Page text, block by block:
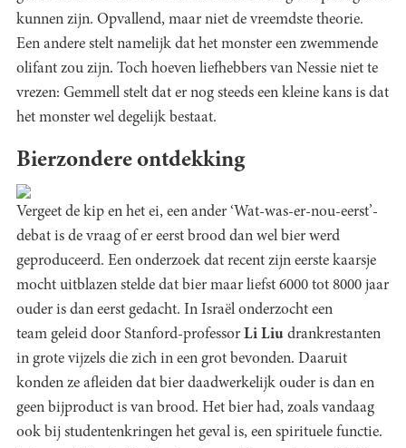
kunnen zijn. Opvallend, maar niet de vreemdste theorie.
Een andere stelt namelijk dat het monster een zwemmende
olifant zou zijn. Toch hoeven liefhebbers van Nessie niet te
vrezen: Gemmell stelt dat er nog steeds een kleine kans is dat
het monster wel degelijk bestaat.
Bierzondere ontdekking
Vergeet de kip en het ei, een ander ‘Wat-was-er-nou-eerst’-
debat is de vraag of er eerst brood dan wel bier werd
geproduceerd. Een onderzoek dat recent zijn eerste kaarsje
mocht uitblazen stelde dat bier maar liefst 6000 tot 8000 jaar
ouder is dan eerst gedacht. In Israël onderzocht een
team geleid door Stanford-professor Li Liu drankrestanten
in grote vijzels die zich in een grot bevonden. Daaruit
konden ze afleiden dat bier daadwerkelijk ouder is dan en
geen bijproduct is van brood. Het bier had, zoals vandaag
ook bij studentenkringen het geval is, een spirituele functie.